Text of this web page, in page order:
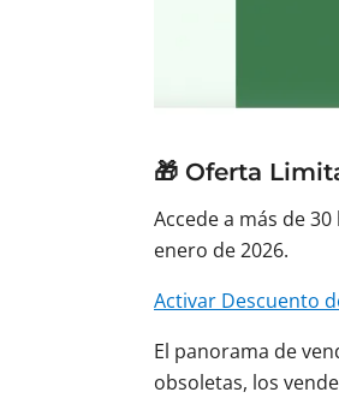
🎁 Oferta
Accede a más de
enero de 2026.
Activar Descuento
El panorama de
obsoletas, los